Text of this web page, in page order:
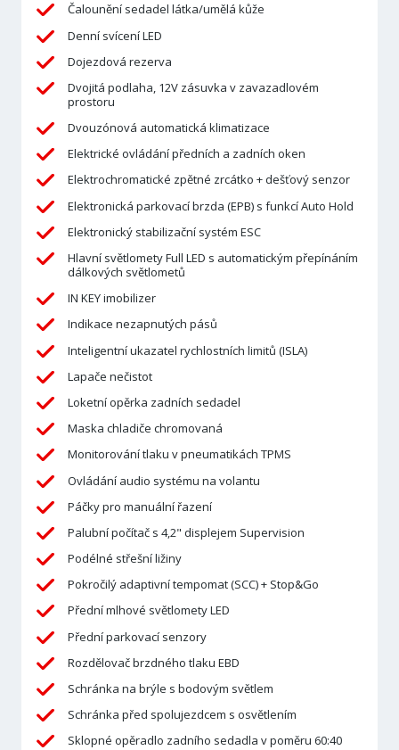
Čalounění sedadel látka/umělá kůže
Denní svícení LED
Dojezdová rezerva
Dvojitá podlaha, 12V zásuvka v zavazadlovém
prostoru
Dvouzónová automatická klimatizace
Elektrické ovládání předních a zadních oken
Elektrochromatické zpětné zrcátko + dešťový senzor
Elektronická parkovací brzda (EPB) s funkcí Auto Hold
Elektronický stabilizační systém ESC
Hlavní světlomety Full LED s automatickým přepínáním
dálkových světlometů
IN KEY imobilizer
Indikace nezapnutých pásů
Inteligentní ukazatel rychlostních limitů (ISLA)
Lapače nečistot
Loketní opěrka zadních sedadel
Maska chladiče chromovaná
Monitorování tlaku v pneumatikách TPMS
Ovládání audio systému na volantu
Páčky pro manuální řazení
Palubní počítač s 4,2" displejem Supervision
Podélné střešní ližiny
Pokročilý adaptivní tempomat (SCC) + Stop&Go
Přední mlhové světlomety LED
Přední parkovací senzory
Rozdělovač brzdného tlaku EBD
Schránka na brýle s bodovým světlem
Schránka před spolujezdcem s osvětlením
Sklopné opěradlo zadního sedadla v poměru 60:40